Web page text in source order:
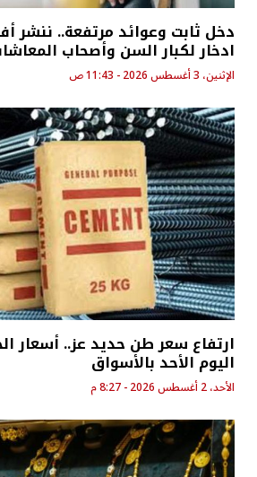
دخل ثابت وعوائد مرتفعة.. ننشر
ادخار لكبار السن وأصحاب المعاشات
الإثنين، 3 أغسطس 2026 - 11:43 ص
ارتفاع سعر طن حديد عز.. أسعار
اليوم الأحد بالأسواق
الأحد، 2 أغسطس 2026 - 8:27 م